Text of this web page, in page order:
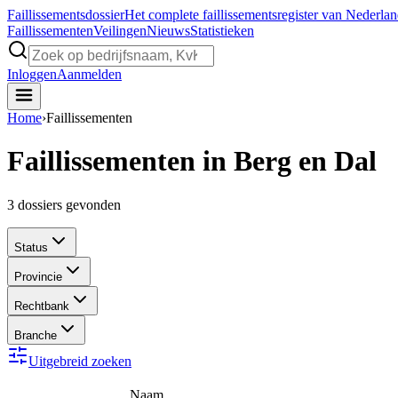
FaillissementsdossierHet complete faillissementsregister van
FaillissementenVeilingenNieuwsStatistieken
InloggenAanmelden
Home›Faillissementen
Faillissementen in Berg en Dal
3 dossiers gevonden
Status
Provincie
Rechtbank
Branche
Uitgebreid zoeken
Naam